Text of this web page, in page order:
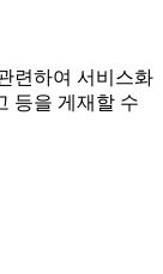
련하여 서비스화
등을 게재할 수